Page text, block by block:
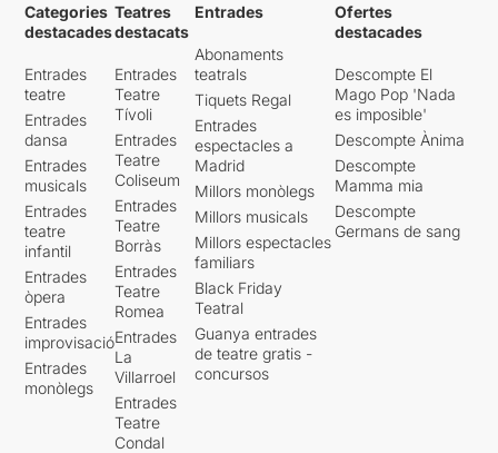
Categories
destacades
Entrades
teatre
Entrades
dansa
Entrades
musicals
Entrades
teatre
infantil
Entrades
òpera
Entrades
improvisació
Entrades
monòlegs
Teatres
destacats
Entrades
Teatre
Tívoli
Entrades
Teatre
Coliseum
Entrades
Teatre
Borràs
Entrades
Teatre
Romea
Entrades
La
Villarroel
Entrades
Teatre
Condal
Entrades
Abonaments
teatrals
Tiquets Regal
Entrades
espectacles a
Madrid
Millors monòlegs
Millors musicals
Millors espectacles
familiars
Black Friday
Teatral
Guanya entrades
de teatre gratis -
concursos
Ofertes
destacades
Descompte El
Mago Pop 'Nada
es imposible'
Descompte Ànima
Descompte
Mamma mia
Descompte
Germans de sang